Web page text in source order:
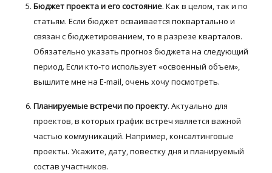
Бюджет проекта и его состояние. Как в целом, так и по
статьям. Если бюджет осваивается поквартально и
связан с бюджетированием, то в разрезе кварталов.
Обязательно указать прогноз бюджета на следующий
период. Если кто-то использует «освоенный объем»,
вышлите мне на E-mail, очень хочу посмотреть.
Планируемые встречи по проекту. Актуально для
проектов, в которых график встреч является важной
частью коммуникаций. Например, консалтинговые
проекты. Укажите, дату, повестку дня и планируемый
состав участников.